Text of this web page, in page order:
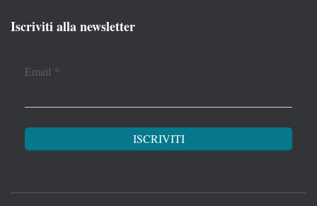
Iscriviti alla newsletter
Email *